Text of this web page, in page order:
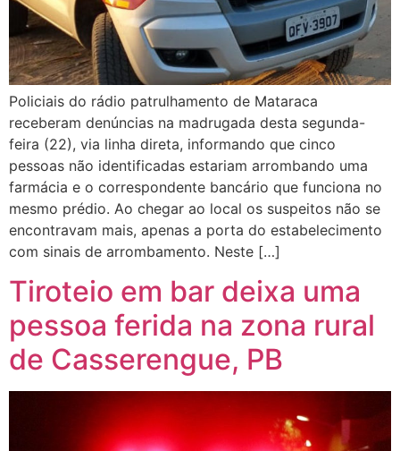
Policiais do rádio patrulhamento de Mataraca
receberam denúncias na madrugada desta segunda-
feira (22), via linha direta, informando que cinco
pessoas não identificadas estariam arrombando uma
farmácia e o correspondente bancário que funciona no
mesmo prédio. Ao chegar ao local os suspeitos não se
encontravam mais, apenas a porta do estabelecimento
com sinais de arrombamento. Neste […]
Tiroteio em bar deixa uma
pessoa ferida na zona rural
de Casserengue, PB